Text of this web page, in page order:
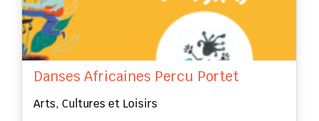
Danses Africaines Percu Portet
Arts, Cultures et Loisirs